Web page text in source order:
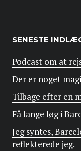
SENESTE
Podcast om at
Der er noget
Tilbage efter en
Få lange løg i
Jeg syntes,
reflekterede jeg.